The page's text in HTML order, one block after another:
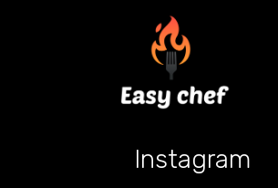
Instagram